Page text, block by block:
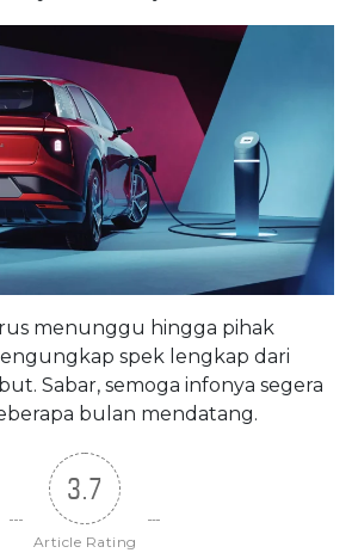
menunggu hingga pihak
spek lengkap dari
Sabar, semoga infonya segera
bulan mendatang.
3.7
Article Rating